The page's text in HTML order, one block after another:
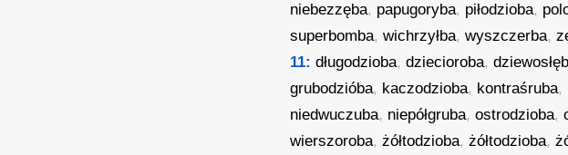
niebezzęba, papugoryba, piłodzioba,
superbomba,wichrzyłba,wyszczerba,
11: długodzioba,dziecioroba,
grubodzióba, kaczodzioba, kontraśruba,
niedwuczuba, niepółgruba,ostrodzioba,
wierszoroba,żółtodzioba,żółtodzioba,